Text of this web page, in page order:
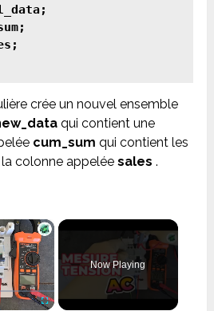
crée un nouvel ensemble
qui contient une
cum_sum qui contient les
colonne appeléesales .
×
Now Playing